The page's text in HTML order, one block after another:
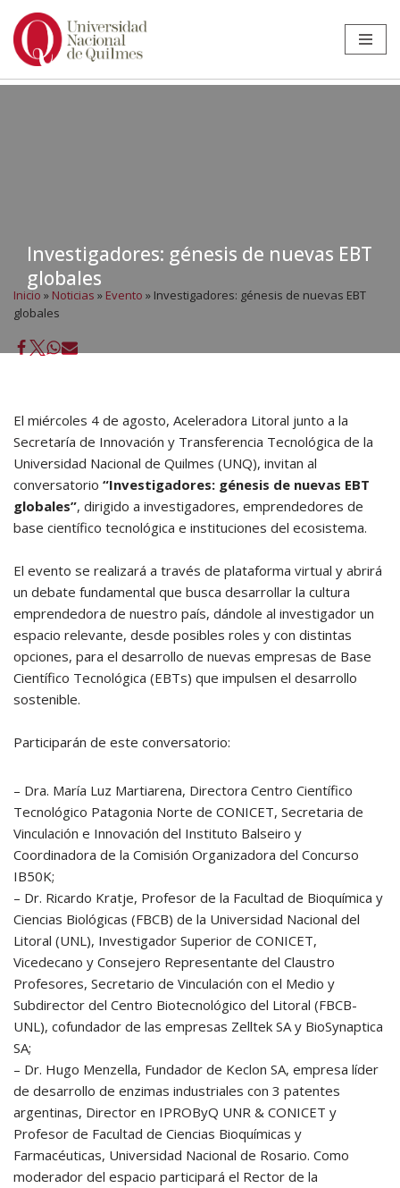
Ir
Investigadores: génesis de nuevas EBT
globales
Inicio » Noticias » Evento » Investigadores: génesis de nuevas EBT
globales
El miércoles 4 de agosto, Aceleradora Litoral junto a la
Secretaría de Innovación y Transferencia Tecnológica de la
Universidad Nacional de Quilmes (UNQ), invitan al
conversatorio “Investigadores: génesis de nuevas EBT
globales”, dirigido a investigadores, emprendedores de
base científico tecnológica e instituciones del ecosistema.
El evento se realizará a través de plataforma virtual y abrirá
un debate fundamental que busca desarrollar la cultura
emprendedora de nuestro país, dándole al investigador un
espacio relevante, desde posibles roles y con distintas
opciones, para el desarrollo de nuevas empresas de Base
Científico Tecnológica (EBTs) que impulsen el desarrollo
sostenible.
Participarán de este conversatorio:
– Dra. María Luz Martiarena, Directora Centro Científico
Tecnológico Patagonia Norte de CONICET, Secretaria de
Vinculación e Innovación del Instituto Balseiro y
Coordinadora de la Comisión Organizadora del Concurso
IB50K;
– Dr. Ricardo Kratje, Profesor de la Facultad de Bioquímica y
Ciencias Biológicas (FBCB) de la Universidad Nacional del
Litoral (UNL), Investigador Superior de CONICET,
Vicedecano y Consejero Representante del Claustro
Profesores, Secretario de Vinculación con el Medio y
Subdirector del Centro Biotecnológico del Litoral (FBCB-
UNL), cofundador de las empresas Zelltek SA y BioSynaptica
SA;
– Dr. Hugo Menzella, Fundador de Keclon SA, empresa líder
de desarrollo de enzimas industriales con 3 patentes
argentinas, Director en IPROByQ UNR & CONICET y
Profesor de Facultad de Ciencias Bioquímicas y
Farmacéuticas, Universidad Nacional de Rosario. Como
moderador del espacio participará el Rector de la